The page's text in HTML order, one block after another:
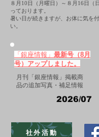
８月10日（月曜日）～８月16日（
っております。
暑い日が続きますが、お体に気を
い。
「銀座情報」 最新号（8月
号）アップしました。
月刊「銀座情報」掲載商
品の追加写真・補足情報
2026/07
社外活動